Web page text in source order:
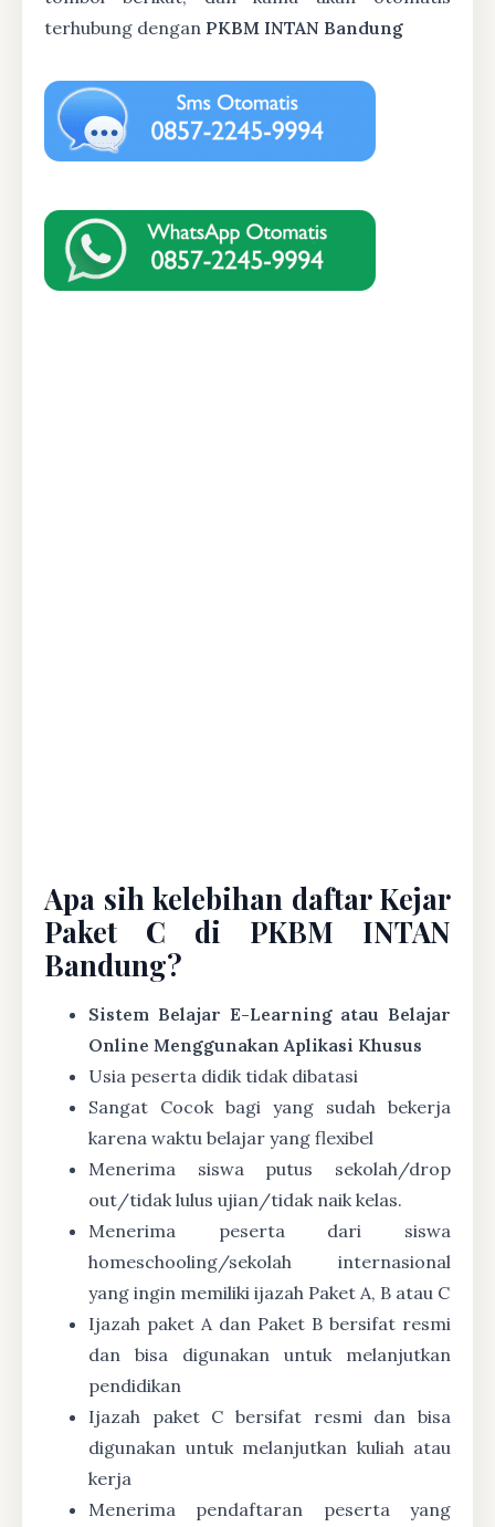
terhubung dengan PKBM INTAN Bandung
Apa sih kelebihan daftar Kejar
Paket C di PKBM INTAN
Bandung?
Sistem Belajar E-Learning atau Belajar
Online Menggunakan Aplikasi Khusus
Usia peserta didik tidak dibatasi
Sangat Cocok bagi yang sudah bekerja
karena waktu belajar yang flexibel
Menerima siswa putus sekolah/drop
out/tidak lulus ujian/tidak naik kelas.
Menerima peserta dari siswa
homeschooling/sekolah internasional
yang ingin memiliki ijazah Paket A, B atau C
Ijazah paket A dan Paket B bersifat resmi
dan bisa digunakan untuk melanjutkan
pendidikan
Ijazah paket C bersifat resmi dan bisa
digunakan untuk melanjutkan kuliah atau
kerja
Menerima pendaftaran peserta yang